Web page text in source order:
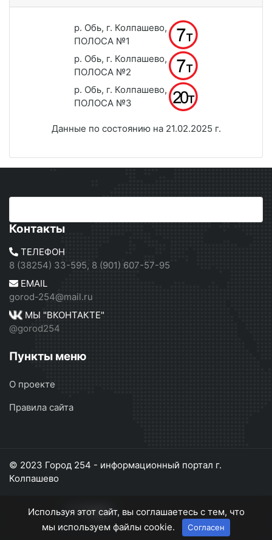
р. Обь, г. Колпашево,
ПОЛОСА №1
р. Обь, г. Колпашево,
ПОЛОСА №2
р. Обь, г. Колпашево,
ПОЛОСА №3
Данные по состоянию на 21.02.2025 г.
Контакты
ТЕЛЕФОН
8 (38254) 33-595, 8 (901) 607-57-95
EMAIL
gorod-254@mail.ru
МЫ "ВКОНТАКТЕ"
@gorod254
Пункты меню
О проекте
Правила сайта
© 2023 Город 254 - информационный портал г.
Колпашево
Используя этот сайт, вы соглашаетесь с тем, что
мы используем файлы cookie.
Согласен